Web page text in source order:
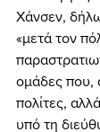
Χάνσεν,
«μετά τον
ομάδες που,
πολίτες,
υπό τη